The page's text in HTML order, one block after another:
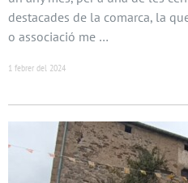
destacades de la comarca, la
o associació me …
1 febrer del 2024